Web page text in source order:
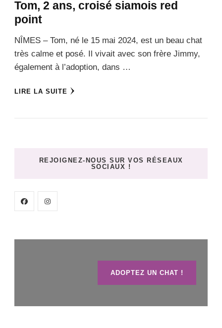
Tom, 2 ans, croisé siamois red
point
NÎMES – Tom, né le 15 mai 2024, est un beau chat
très calme et posé. Il vivait avec son frère Jimmy,
également à l’adoption, dans …
LIRE LA SUITE
REJOIGNEZ-NOUS SUR VOS RÉSEAUX
SOCIAUX !
ADOPTEZ UN CHAT !